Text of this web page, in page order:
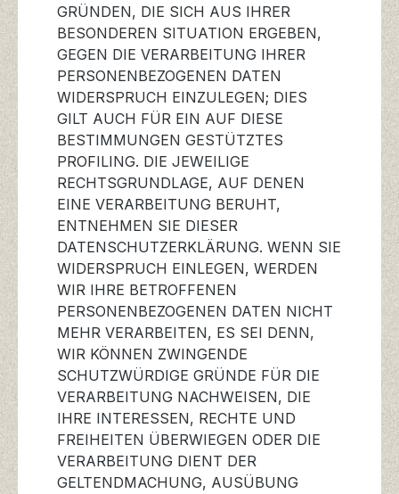
GRÜNDEN, DIE SICH AUS IHRER
BESONDEREN SITUATION ERGEBEN,
GEGEN DIE VERARBEITUNG IHRER
PERSONENBEZOGENEN DATEN
WIDERSPRUCH EINZULEGEN; DIES
GILT AUCH FÜR EIN AUF DIESE
BESTIMMUNGEN GESTÜTZTES
PROFILING. DIE JEWEILIGE
RECHTSGRUNDLAGE, AUF DENEN
EINE VERARBEITUNG BERUHT,
ENTNEHMEN SIE DIESER
DATENSCHUTZERKLÄRUNG. WENN SIE
WIDERSPRUCH EINLEGEN, WERDEN
WIR IHRE BETROFFENEN
PERSONENBEZOGENEN DATEN NICHT
MEHR VERARBEITEN, ES SEI DENN,
WIR KÖNNEN ZWINGENDE
SCHUTZWÜRDIGE GRÜNDE FÜR DIE
VERARBEITUNG NACHWEISEN, DIE
IHRE INTERESSEN, RECHTE UND
FREIHEITEN ÜBERWIEGEN ODER DIE
VERARBEITUNG DIENT DER
GELTENDMACHUNG, AUSÜBUNG